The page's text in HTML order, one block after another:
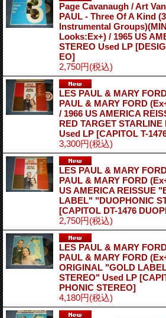
Page Cavanaugh / Art
PAUL - Three Of A Kind
Instrumental
Looks:Ex+) / 1965 US
STEREO Used LP
EO]
2,750円(税込)
LES PAUL & MARY
PAUL & MARY FORD
/ 1966 US AMERICA
RED TARGET
Used LP [CAPITOL T-
3,300円(税込)
LES PAUL & MARY
PAUL & MARY FORD
US AMERICA REISSUE
LABEL" "DUOPHONIC
[CAPITOL DT-1476
2,750円(税込)
LES PAUL & MARY
PAUL & MARY FORD
ORIGINAL "GOLD
STEREO" Used LP
PHONIC STEREO]
4,180円(税込)